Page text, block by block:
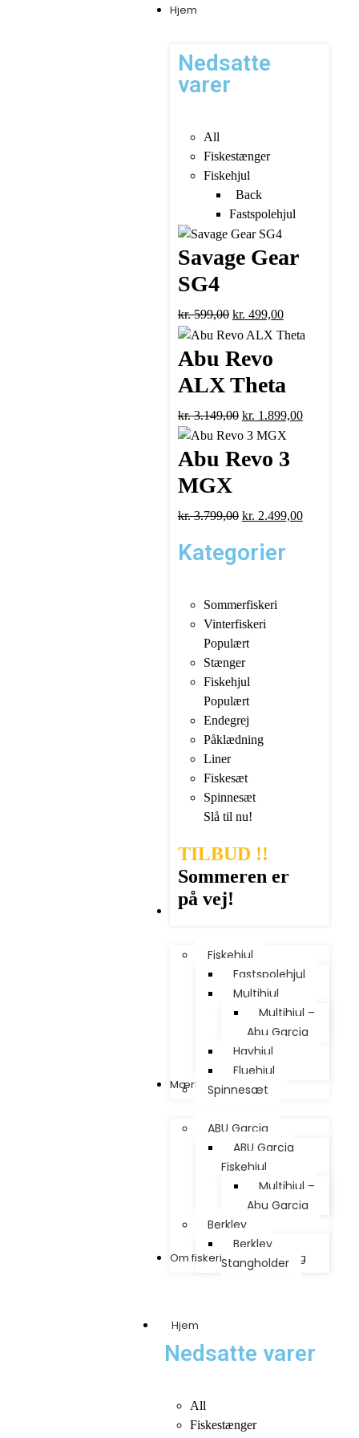
Hjem
Nedsatte
varer
All
Fiskestænger
Fiskehjul
Back
Fastspolehjul
Savage Gear
SG4
kr.599,00 kr. 499,00
Abu Revo
ALX Theta
kr.3.149,00 kr. 1.899,00
Abu Revo 3
MGX
kr.3.799,00 kr. 2.499,00
Kategorier
Sommerfiskeri
Vinterfiskeri
Populært
Stænger
Fiskehjul
Populært
Endegrej
Påklædning
Liner
Fiskesæt
Spinnesæt
Slå til nu!
TILBUD !!
Sommeren er
på vej!
Kategorier
Fiskehjul
Fastspolehjul
Multihjul
Multihjul –
Abu Garcia
Havhjul
Fluehjul
Spinnesæt
Mærker
ABU Garcia
ABU Garcia
Fiskehjul
Multihjul –
Abu Garcia
Berkley
Berkley
Stangholder
Om fiskeri – Artikler & Blog
Hjem
Nedsatte varer
All
Fiskestænger